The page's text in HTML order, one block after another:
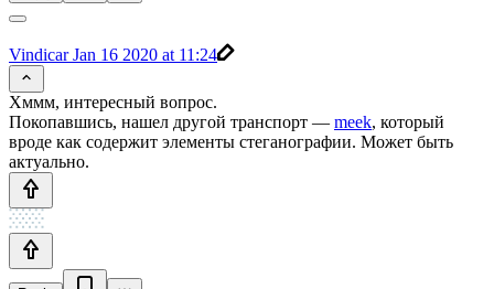
VindicarJan 16 2020 at 11:24
Хммм, интересный вопрос.
Покопавшись, нашел другой транспорт — meek, который
вроде как содержит элементы стеганографии. Может быть
актуально.